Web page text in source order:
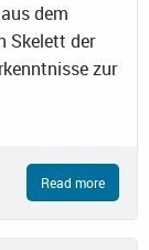
dem
Skelett der
zur
Read more